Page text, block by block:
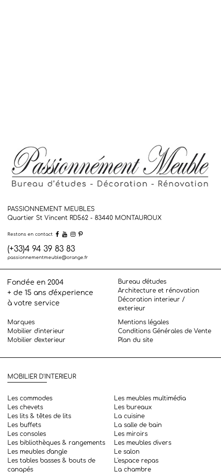
PASSIONNEMENT MEUBLES
Quartier St Vincent RD562 - 83440 MONTAUROUX
Restons en contact
(+33)4 94 39 83 83
passionnementmeuble@orange.fr
Fondée en 2004
+ de 15 ans d'éxperience
à votre service
Bureau d'études
Architecture et rénovation
Décoration interieur /
exterieur
Marques
Mobilier d'interieur
Mobilier d'exterieur
Mentions légales
Conditions Générales de Vente
Plan du site
MOBILIER D'INTERIEUR
Les commodes
Les chevets
Les lits & têtes de lits
Les buffets
Les consoles
Les bibliothèques & rangements
Les meubles d'angle
Les tables basses & bouts de
canapés
Les meubles multimédia
Les bureaux
La cuisine
La salle de bain
Les miroirs
Les meubles divers
Le salon
L'espace repas
La chambre